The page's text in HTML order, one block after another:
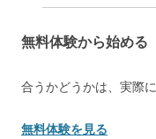
無料体験から始める
合うかどうかは、実際
無料体験を見る